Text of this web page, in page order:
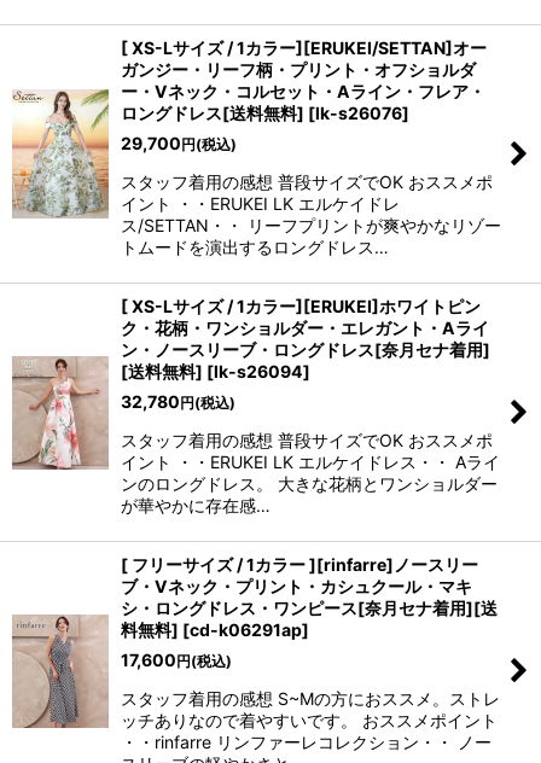
[ XS-Lサイズ / 1カラー][ERUKEI/SETTAN]オー
ガンジー・リーフ柄・プリント・オフショルダ
ー・Vネック・コルセット・Aライン・フレア・
ロングドレス[送料無料] [lk-s26076]
29,700円(税込)
スタッフ着用の感想 普段サイズでOK おススメポ
イント ・・ERUKEI LK エルケイドレ
ス/SETTAN・・ リーフプリントが爽やかなリゾー
トムードを演出するロングドレス…
[ XS-Lサイズ / 1カラー][ERUKEI]ホワイトピン
ク・花柄・ワンショルダー・エレガント・Aライ
ン・ノースリーブ・ロングドレス[奈月セナ着用]
[送料無料] [lk-s26094]
32,780円(税込)
スタッフ着用の感想 普段サイズでOK おススメポ
イント ・・ERUKEI LK エルケイドレス・・ Aライ
ンのロングドレス。 大きな花柄とワンショルダー
が華やかに存在感…
[ フリーサイズ / 1カラー ][rinfarre]ノースリー
ブ・Vネック・プリント・カシュクール・マキ
シ・ロングドレス・ワンピース[奈月セナ着用][送
料無料] [cd-k06291ap]
17,600円(税込)
スタッフ着用の感想 S~Mの方におススメ。ストレ
ッチありなので着やすいです。 おススメポイント
・・rinfarre リンファーレコレクション・・ ノー